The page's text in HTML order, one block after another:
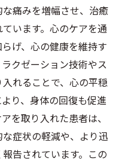
痛みを増幅させ、治癒
います。心のケアを通
げ、心の健康を維持す
クゼーション技術やス
れることで、心の平穏
り、身体の回復も促進
を取り入れた患者は、
症状の軽減や、より迅
告されています。この